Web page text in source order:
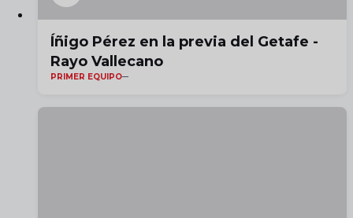
Íñigo Pérez en la previa del Getafe -
Rayo Vallecano
PRIMER EQUIPO